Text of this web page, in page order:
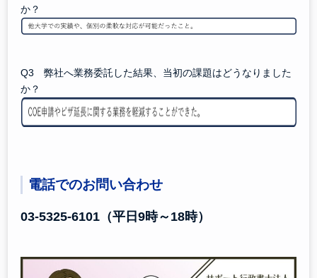
か？
Q3 弊社へ業務委託した結果、当初の課題はどうなりました
か？
電話でのお問い合わせ
03-5325-6101 （平日9時～18時）